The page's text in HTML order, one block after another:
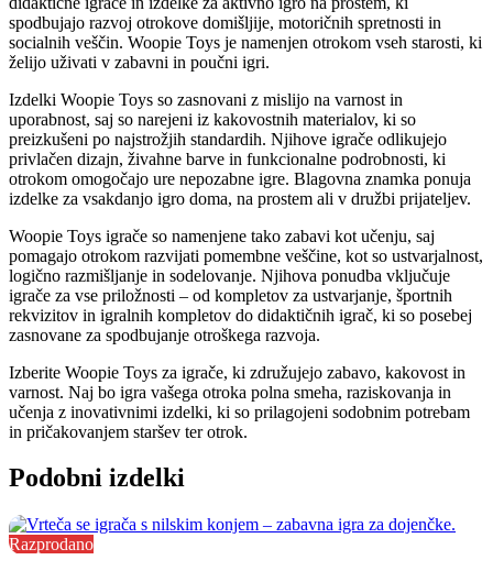
spodbujajo razvoj otrokove domišljije, motoričnih spretnosti in
socialnih veščin. Woopie Toys je namenjen otrokom vseh starosti, ki
želijo uživati v zabavni in poučni igri.
Izdelki Woopie Toys so zasnovani z mislijo na varnost in
uporabnost, saj so narejeni iz kakovostnih materialov, ki so
preizkušeni po najstrožjih standardih. Njihove igrače odlikujejo
privlačen dizajn, živahne barve in funkcionalne podrobnosti, ki
otrokom omogočajo ure nepozabne igre. Blagovna znamka ponuja
izdelke za vsakdanjo igro doma, na prostem ali v družbi prijateljev.
Woopie Toys igrače so namenjene tako zabavi kot učenju, saj
pomagajo otrokom razvijati pomembne veščine, kot so ustvarjalnost,
logično razmišljanje in sodelovanje. Njihova ponudba vključuje
igrače za vse priložnosti – od kompletov za ustvarjanje, športnih
rekvizitov in igralnih kompletov do didaktičnih igrač, ki so posebej
zasnovane za spodbujanje otroškega razvoja.
Izberite Woopie Toys za igrače, ki združujejo zabavo, kakovost in
varnost. Naj bo igra vašega otroka polna smeha, raziskovanja in
učenja z inovativnimi izdelki, ki so prilagojeni sodobnim potrebam
in pričakovanjem staršev ter otrok.
Podobni izdelki
Razprodano